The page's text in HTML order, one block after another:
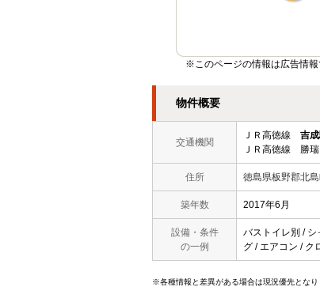
※このページの情報は広告情報
物件概要
交通機関
ＪＲ高徳線 吉
ＪＲ高徳線 勝
住所 徳島県板野郡北
築年数 2017年6月
設備・条件
の一例
バストイレ別 / シ
グ / エアコン / ク
※各種情報と差異がある場合は現況優先となり